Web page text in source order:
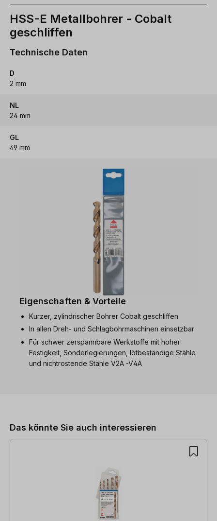
HSS-E Metallbohrer - Cobalt
geschliffen
Technische Daten
D
2 mm
NL
24 mm
GL
49 mm
Eigenschaften & Vorteile
Kurzer, zylindrischer Bohrer Cobalt geschliffen
In allen Dreh- und Schlagbohrmaschinen einsetzbar
Für schwer zerspannbare Werkstoffe mit hoher
Festigkeit, Sonderlegierungen, lötbeständige Stähle
und nichtrostende Stähle V2A -V4A
Das könnte Sie auch interessieren